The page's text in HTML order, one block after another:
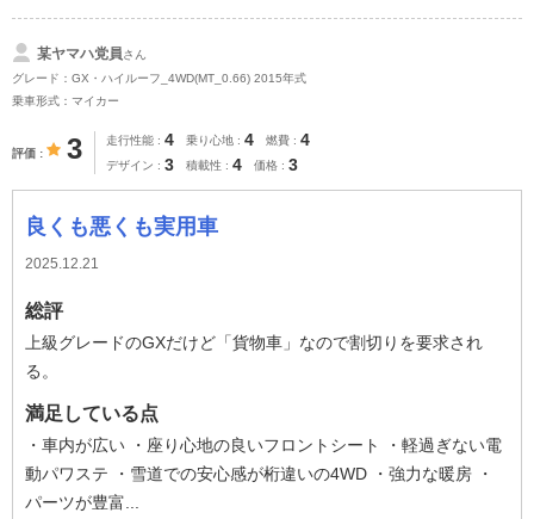
某ヤマハ党員さん
グレード：GX・ハイルーフ_4WD(MT_0.66) 2015年式
乗車形式：マイカー
評価 3 走行性能 4 乗り心地 4 燃費 4
デザイン 3 積載性 4 価格 3
良くも悪くも実用車
2025.12.21
総評
上級グレードのGXだけど「貨物車」なので割切りを要求され
る。
満足している点
・車内が広い ・座り心地の良いフロントシート ・軽過ぎない電
動パワステ ・雪道での安心感が桁違いの4WD ・強力な暖房 ・
パーツが豊富...